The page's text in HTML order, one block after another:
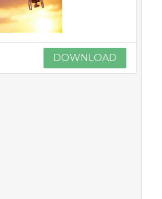
DOWNLOAD